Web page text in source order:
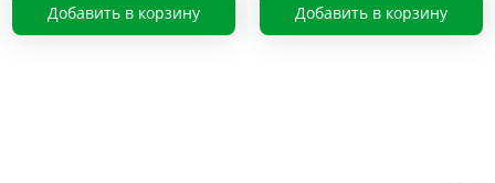
Добавить в корзину Добавить в корзину